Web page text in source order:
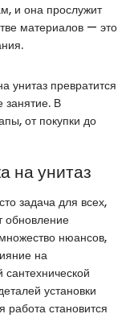
и она прослужит
материалов — это
унитаз превратится
занятие. В
от покупки до
на унитаз
задача для всех,
обновление
нюансов,
на
сантехнической
установки
работа становится